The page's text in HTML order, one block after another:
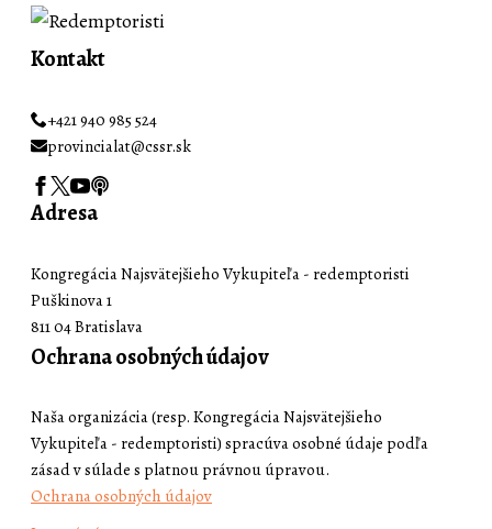
Kontakt
+421 940 985 524
provincialat@cssr.sk
Adresa
Kongregácia Najsvätejšieho Vykupiteľa - redemptoristi
Puškinova 1
811 04 Bratislava
Ochrana osobných údajov
Naša organizácia (resp. Kongregácia Najsvätejšieho
Vykupiteľa - redemptoristi) spracúva osobné údaje podľa
zásad v súlade s platnou právnou úpravou.
Ochrana osobných údajov